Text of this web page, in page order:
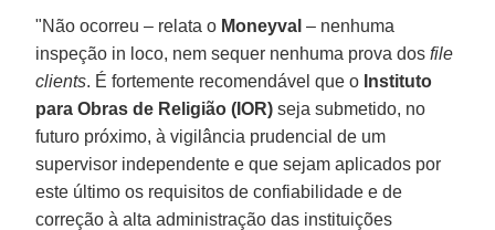
"Não ocorreu – relata o Moneyval– nenhuma
inspeção in loco, nem sequer nenhuma prova dosfile
clients. É fortemente recomendável que o Instituto
para Obras de Religião (IOR)seja submetido, no
futuro próximo, à vigilância prudencial de um
supervisor independente e que sejam aplicados por
este último os requisitos de confiabilidade e de
correção à alta administração das instituições